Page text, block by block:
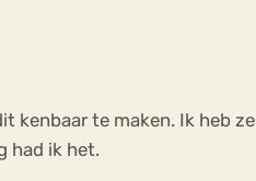
kenbaar te maken. Ik heb
had ik het.